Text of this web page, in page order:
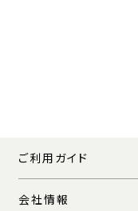
ご利用ガイド
会社情報